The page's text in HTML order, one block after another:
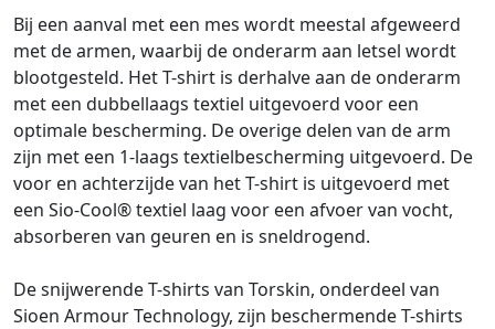
Bij een aanval met een mes wordt meestal afgeweerd
met de armen, waarbij de onderarm aan letsel wordt
blootgesteld. Het T-shirt is derhalve aan de onderarm
met een dubbellaags textiel uitgevoerd voor een
optimale bescherming. De overige delen van de arm
zijn met een 1-laags textielbescherming uitgevoerd. De
voor en achterzijde van het T-shirt is uitgevoerd met
een Sio-Cool® textiel laag voor een afvoer van vocht,
absorberen van geuren en is sneldrogend.
De snijwerende T-shirts van Torskin, onderdeel van
Sioen Armour Technology, zijn beschermende T-shirts